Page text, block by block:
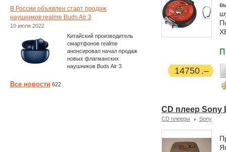
14750
CD плеер Sony
CD плееры Sony
В России объявлен старт продаж
наушников realme Buds Air 3
10 июля 2022
Китайский производитель
смартфонов realme
анонсировал начал продаж
новых флагманских
наушников Buds Air 3
Все новости 622